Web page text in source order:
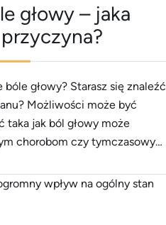
głowy – jaka
głowy? Starasz się znaleźć
Możliwości może być
taka jak ból głowy może
chorobom czy tymczasowym
wzroku, zapalenie zatok
chorób. Jednak nie warto